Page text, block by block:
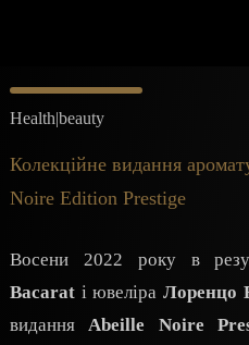
Health|beauty
Колекційне видання
Noire Edition Prestige
Восени 2022 року в
Bacarat і ювеліра Лоренцо
видання Abeille Noire